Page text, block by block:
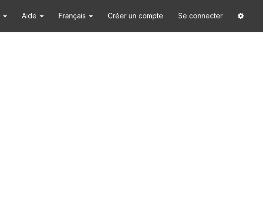
Aide Français Créer un compte Se connecter